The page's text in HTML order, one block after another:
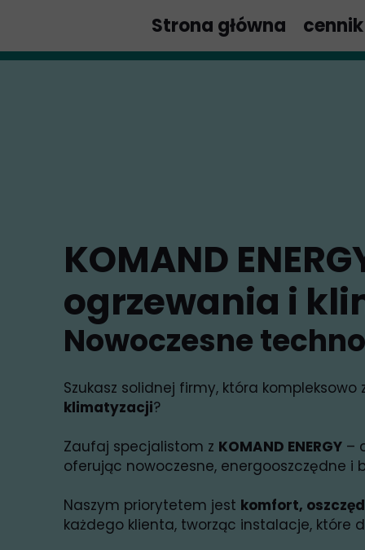
Strona główna cennik
KOMAND
ogrzewania i
Nowoczesne
Szukasz solidnej firmy, która kompleksowo
klimatyzacji?
Zaufaj specjalistom z KOMAND ENERGY –
oferując nowoczesne, energooszczędne i
Naszym priorytetem jest komfort,
każdego klienta, tworząc instalacje, które